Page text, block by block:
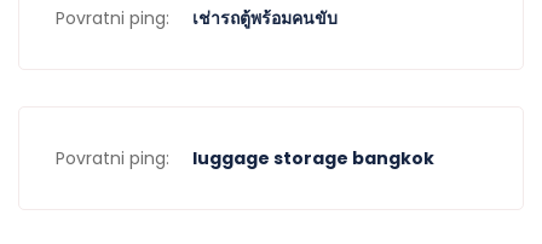
Povratni ping: เช่ารถตู้พร้อมคนขับ
Povratni ping: luggage storage bangkok